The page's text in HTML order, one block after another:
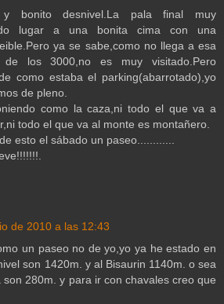
y bonito desnivel.La pala final muy
lugar a una bonita cima con una
ya se sabe,como no llega a esa
de los 3000,no es muy visitado.Pero
como estaba el parking(abarrotado),yo
de pleno.
como la caza,ni todo el que va a
todo el que va al monte es montañero.
esto el sábado un paseo............
de 2010 a las 12:43
un paseo no de yo,yo ya he estado en
son 1420m. y al Bisaurin 1140m. o sea
son 280m. y para ir con chavales creo que